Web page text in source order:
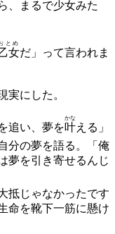
、まるで少女みた
女
とめ
だ」って言われま
にした。
追い、夢を叶
かな
える」
分の夢を語る。「俺
夢を引き寄せるんじ
抵じゃなかったです
命を靴下一筋に懸け